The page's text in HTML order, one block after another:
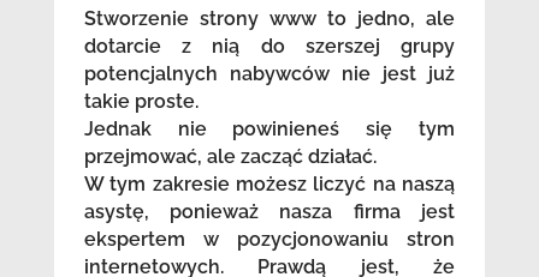
Stworzenie strony www to jedno, ale
dotarcie z nią do szerszej grupy
potencjalnych nabywców nie jest już
takie proste.
Jednak nie powinieneś się tym
przejmować, ale zacząć działać.
W tym zakresie możesz liczyć na naszą
asystę, ponieważ nasza firma jest
ekspertem w pozycjonowaniu stron
internetowych. Prawdą jest, że